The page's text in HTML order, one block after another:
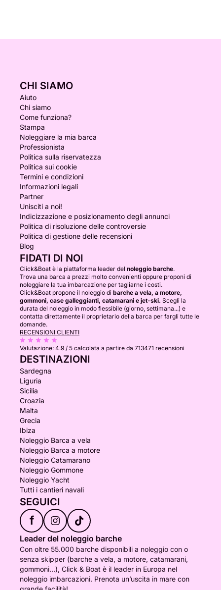
CHI SIAMO
Aiuto
Chi siamo
Come funziona?
Stampa
Noleggiare la mia barca
Professionista
Politica sulla riservatezza
Politica sui cookie
Termini e condizioni
Informazioni legali
Partner
Unisciti a noi!
Indicizzazione e posizionamento degli annunci
Politica di risoluzione delle controversie
Politica di gestione delle recensioni
Blog
FIDATI DI NOI
Click&Boat è la piattaforma leader del noleggio barche.
Trova una barca a prezzi molto convenienti oppure proponi di
noleggiare la tua imbarcazione per tagliarne i costi.
Click&Boat propone il noleggio di barche a vela, a motore,
gommoni, case galleggianti, catamarani e jet-ski. Scegli la
durata del noleggio in modo flessibile (giorno, settimana...) e
contatta direttamente il proprietario della barca per fargli tutte le
domande.
RECENSIONI CLIENTI
Valutazione: 4.9 / 5 calcolata a partire da 713471 recensioni
DESTINAZIONI
Sardegna
Liguria
Sicilia
Croazia
Malta
Grecia
Ibiza
Noleggio Barca a vela
Noleggio Barca a motore
Noleggio Catamarano
Noleggio Gommone
Noleggio Yacht
Tutti i cantieri navali
SEGUICI
f
Leader del noleggio barche
Con oltre 55.000 barche disponibili a noleggio con o
senza skipper (barche a vela, a motore, catamarani,
gommoni...), Click & Boat è il leader in Europa nel
noleggio imbarcazioni. Prenota un’uscita in mare con